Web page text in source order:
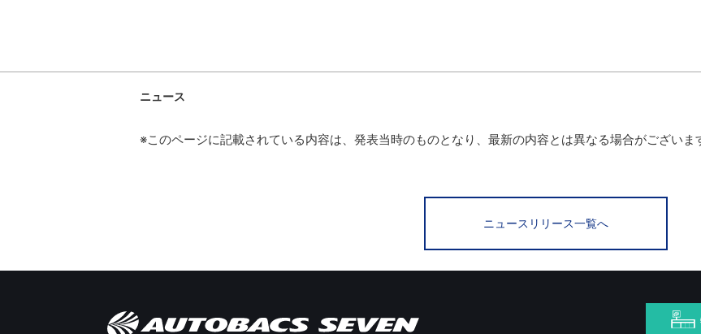
ニュース
※このページに記載されている内容は、発表当時のものとなり、最新の内容とは異なる場合がございま
ニュースリリース一覧へ